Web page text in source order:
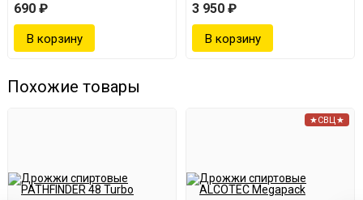
690 ₽
3 950 ₽
Похожие товары
★СВЦ★